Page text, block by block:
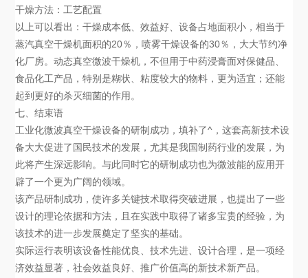
干燥方法：工艺配置
以上可以看出：干燥成本低、效益好、设备占地面积小，相当于
蒸汽真空干燥机面积的20％，喷雾干燥设备的30％，大大节约净
化厂房。动态真空微波干燥机，不但用于中药浸膏面对保健品、
食品化工产品，特别是糊状、粘度较大的物料，更为适宜；还能
起到更好的杀灭细菌的作用。
七、结束语
工业化微波真空干燥设备的研制成功，填补了^，这套高新技术设
备大大促进了国民技术的发展，尤其是我国制药行业的发展，为
此将产生深远影响。与此同时它的研制成功也为微波能的应用开
辟了一个更为广阔的领域。
该产品研制成功，使许多关键技术取得突破进展，也提出了一些
设计的理论依据和方法，且在实践中取得了诸多宝贵的经验，为
该技术的进一步发展奠定了坚实的基础。
实际运行表明该设备性能优良、技术先进、设计合理，是一项经
济效益显著，社会效益良好、推广价值高的新技术新产品。